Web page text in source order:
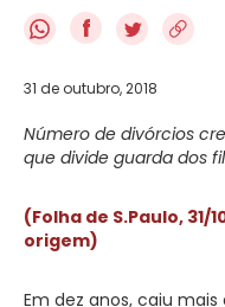
f
31 de outubro, 2018
Número de divórcios
que divide guarda dos
(Folha de S.Paulo, 31/
origem)
Em dez anos, caiu